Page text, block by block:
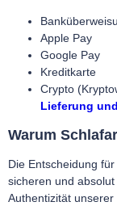
Apple Pay
Google Pay
Kreditkarte
Crypto
Lieferung
Warum
Die Entscheidung
sicheren und
Authentizität unserer